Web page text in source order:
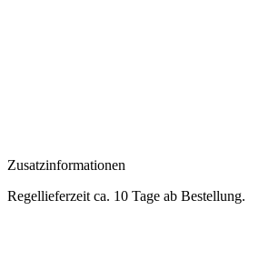
Zusatzinformationen
Regellieferzeit ca. 10 Tage ab Bestellung.